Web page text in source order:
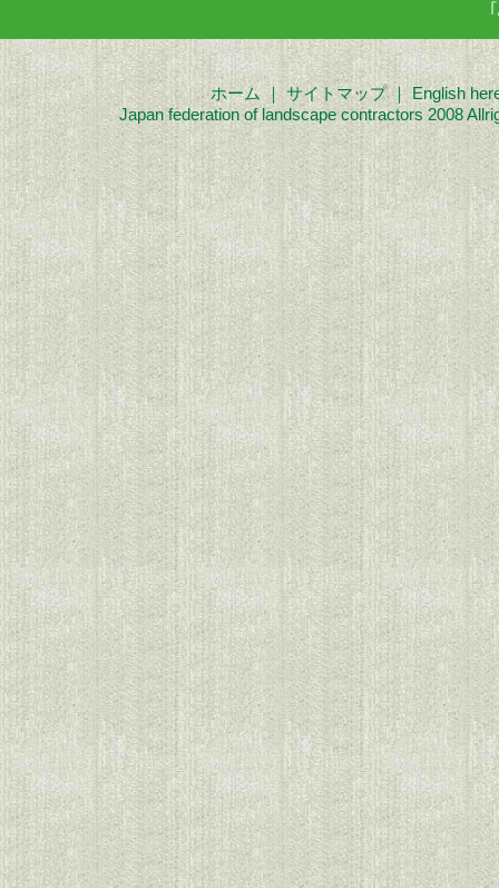
ホーム ｜ サイトマップ｜English
Japan federation of landscape contractors 2008